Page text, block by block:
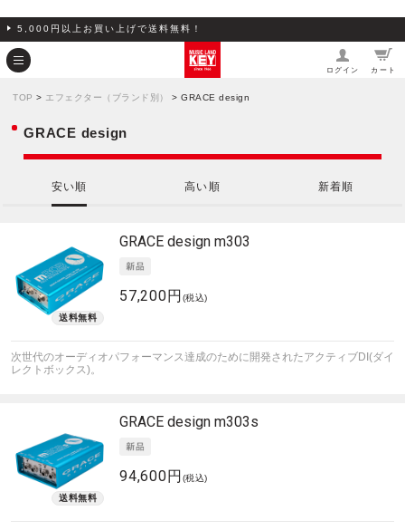
5,000円以上お買い上げで送料無料！
ログイン カート
TOP > エフェクター（ブランド別） > GRACE design
GRACE design
安い順 高い順 新着順
GRACE design m303
57,200円 (税込)
次世代のオーディオパフォーマンス達成のために開発されたアクティブDI(ダイ
レクトボックス)。
GRACE design m303s
94,600円 (税込)